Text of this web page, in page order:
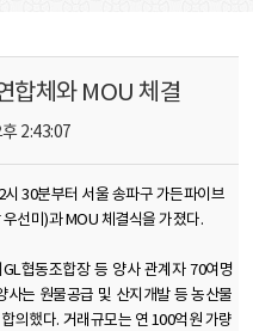
합체와 MOU 체결
2:43:07
30분부터 서울 송파구 가든파이브
선미)과 MOU 체결식을 가졌다.
협동조합장 등 양사 관계자 70여명
사는 원물공급 및 산지개발 등 농산물
의했다. 거래규모는 연 100억원 가량